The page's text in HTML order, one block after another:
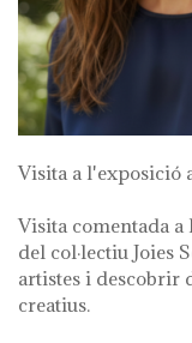
Visita a l'exposició
Visita comentada
del col·lectiu Joies
artistes i descobrir
creatius.